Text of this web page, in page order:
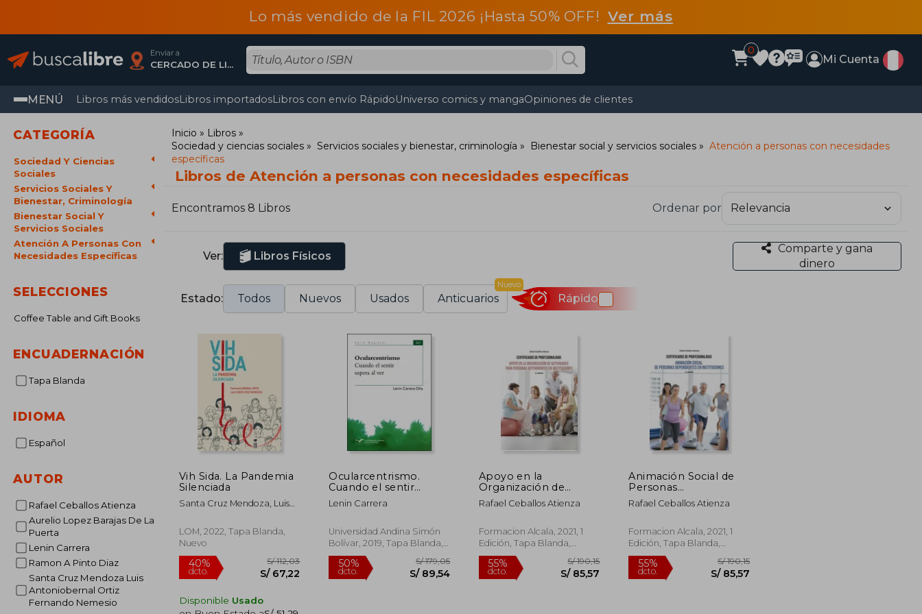
Lo más vendido de la FIL 2026 ¡Hasta 50% OFF! Ver más
Enviar a
CERCADO DE LIMA, Lima
0
Mi Cuenta
MENÚ Libros más vendidosLibros importadosLibros con envío RápidoUniverso comics y mangaOpiniones de clientes
CATEGORÍA
Sociedad Y Ciencias
Sociales
Servicios Sociales Y
Bienestar, Criminología
Bienestar Social Y
Servicios Sociales
Atención A Personas Con
Necesidades Específicas
SELECCIONES
Coffee Table and Gift Books
ENCUADERNACIÓN
Tapa Blanda
IDIOMA
Español
AUTOR
Rafael Ceballos Atienza
Aurelio Lopez Barajas De La
Puerta
Lenin Carrera
Ramon A Pinto Diaz
Santa Cruz Mendoza Luis
Antoniobernal Ortiz
Fernando Nemesio
Inicio
Libros
Sociedad y ciencias sociales
Servicios sociales y bienestar, criminología Bienestar social y servicios sociales
Atención a personas con necesidades
específicas
Libros de Atención a personas con necesidades específicas
Encontramos 8 Libros Ordenar por
Ver: Libros Físicos
Comparte y gana
dinero
Estado: Todos Nuevos Usados Anticuarios
Nuevo
Rápido
Vih Sida. La Pandemia
Silenciada
Santa Cruz Mendoza, Luis
Fernando Nemesio
LOM, 2022, Tapa Blanda,
Nuevo
Disponible Usado
Ocularcentrismo.
Cuando el sentir
supera al ver
Lenin Carrera
Universidad Andina Simón
Bolívar, 2019, Tapa Blanda,
Nuevo
Apoyo en la
Organización de
Actividades Para
Personas
Instituciones-2 ed
Rafael Ceballos Atienza
Formacion Alcala, 2021, 1
Edición, Tapa Blanda,
Nuevo
Animación Social de
Personas
Dependientes en
Instituciones-2 ed
Rafael Ceballos Atienza
Formacion Alcala, 2021, 1
Edición, Tapa Blanda,
Nuevo